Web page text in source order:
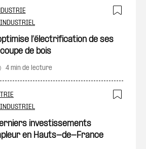
l’électrification de ses
de bois
4 min de lecture
investissements
en Hauts-de-France